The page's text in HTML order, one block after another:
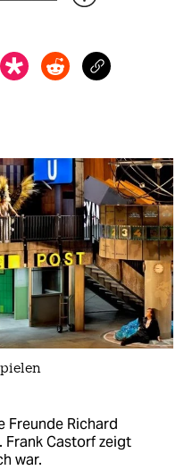
Freunde Richard
Frank Castorf zeigt
war.